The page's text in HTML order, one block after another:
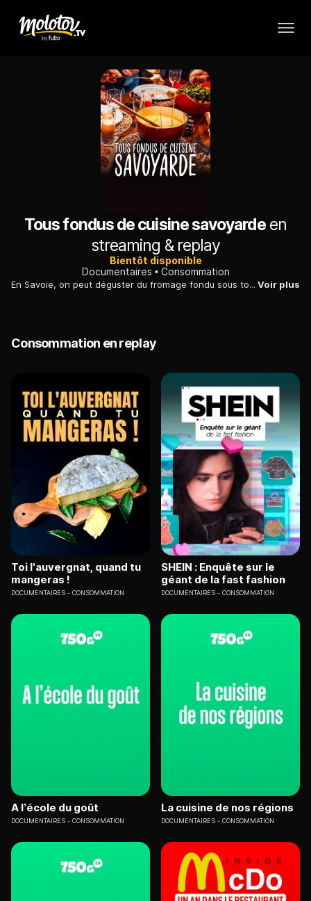
Tous fondus de cuisine savoyardeen
streaming & replay
Bientôt disponible
Documentaires
Consommation
En Savoie, on peut déguster du fromage fondu sous toutes ses formes, de la cuisine paysanne savoureuse et des plats gastronomiques grâce au talent de grands chefs. Voir plus
Consommation en replay
Toi l'auvergnat, quand tu
mangeras !
DOCUMENTAIRES CONSOMMATION
SHEIN : Enquête sur le
géant de la fast fashion
DOCUMENTAIRES CONSOMMATION
A l’école du goût
DOCUMENTAIRES CONSOMMATION
La cuisine de nos régions
DOCUMENTAIRES CONSOMMATION